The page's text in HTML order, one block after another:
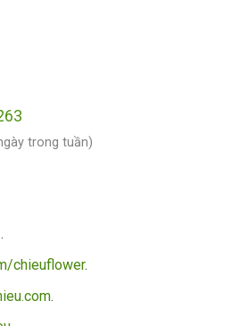
trong tuần)
.
chieuflower.
.